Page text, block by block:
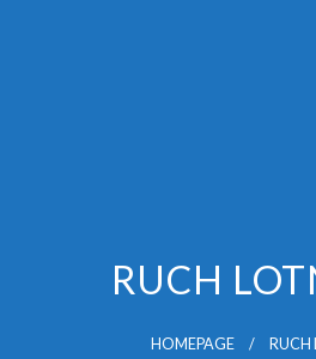
RUCH
HOMEPAGE RUCH